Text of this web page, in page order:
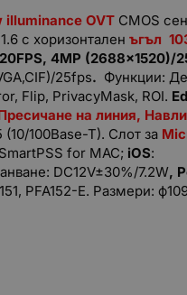
illuminance OVT CMOS
с хоризонтален ъгъл
4MP (2688x1520)/
25fps. Функции:
Flip, PrivacyMask, ROI.
на линия,
100Base-T). Слот за
for MAC; iOS:
DC12V±30%/7.2W,
PFA152-E. Размери: